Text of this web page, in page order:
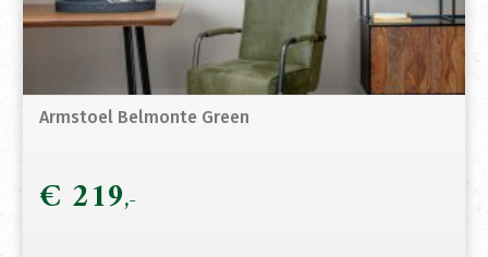
Armstoel Belmonte Green
€ 219